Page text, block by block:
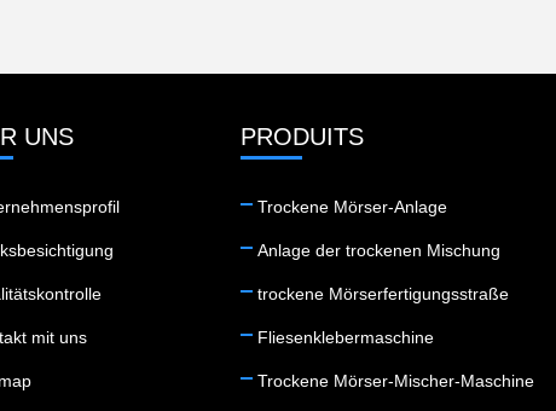
UNS
mit uns
PRODUITS
Trockene Mörser-Anlage
Anlage der trockenen Mischung
trockene Mörserfertigungsstraße
Fliesenklebermaschine
Trockene Mörser-Mischer-Maschine